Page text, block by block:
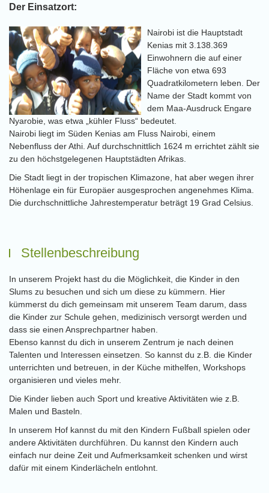
Der Einsatzort:
Nairobi ist die Hauptstadt
Kenias mit 3.138.369
Einwohnern die auf einer
Fläche von etwa 693
Quadratkilometern leben. Der
Name der Stadt kommt von
dem Maa-Ausdruck Engare
Nyarobie, was etwa „kühler Fluss“ bedeutet.
Nairobi liegt im Süden Kenias am Fluss Nairobi, einem
Nebenfluss der Athi. Auf durchschnittlich 1624 m errichtet zählt sie
zu den höchstgelegenen Hauptstädten Afrikas.
Die Stadt liegt in der tropischen Klimazone, hat aber wegen ihrer
Höhenlage ein für Europäer ausgesprochen angenehmes Klima.
Die durchschnittliche Jahrestemperatur beträgt 19 Grad Celsius.
Stellenbeschreibung
In unserem Projekt hast du die Möglichkeit, die Kinder in den
Slums zu besuchen und sich um diese zu kümmern. Hier
kümmerst du dich gemeinsam mit unserem Team darum, dass
die Kinder zur Schule gehen, medizinisch versorgt werden und
dass sie einen Ansprechpartner haben.
Ebenso kannst du dich in unserem Zentrum je nach deinen
Talenten und Interessen einsetzen. So kannst du z.B. die Kinder
unterrichten und betreuen, in der Küche mithelfen, Workshops
organisieren und vieles mehr.
Die Kinder lieben auch Sport und kreative Aktivitäten wie z.B.
Malen und Basteln.
In unserem Hof kannst du mit den Kindern Fußball spielen oder
andere Aktivitäten durchführen. Du kannst den Kindern auch
einfach nur deine Zeit und Aufmerksamkeit schenken und wirst
dafür mit einem Kinderlächeln entlohnt.